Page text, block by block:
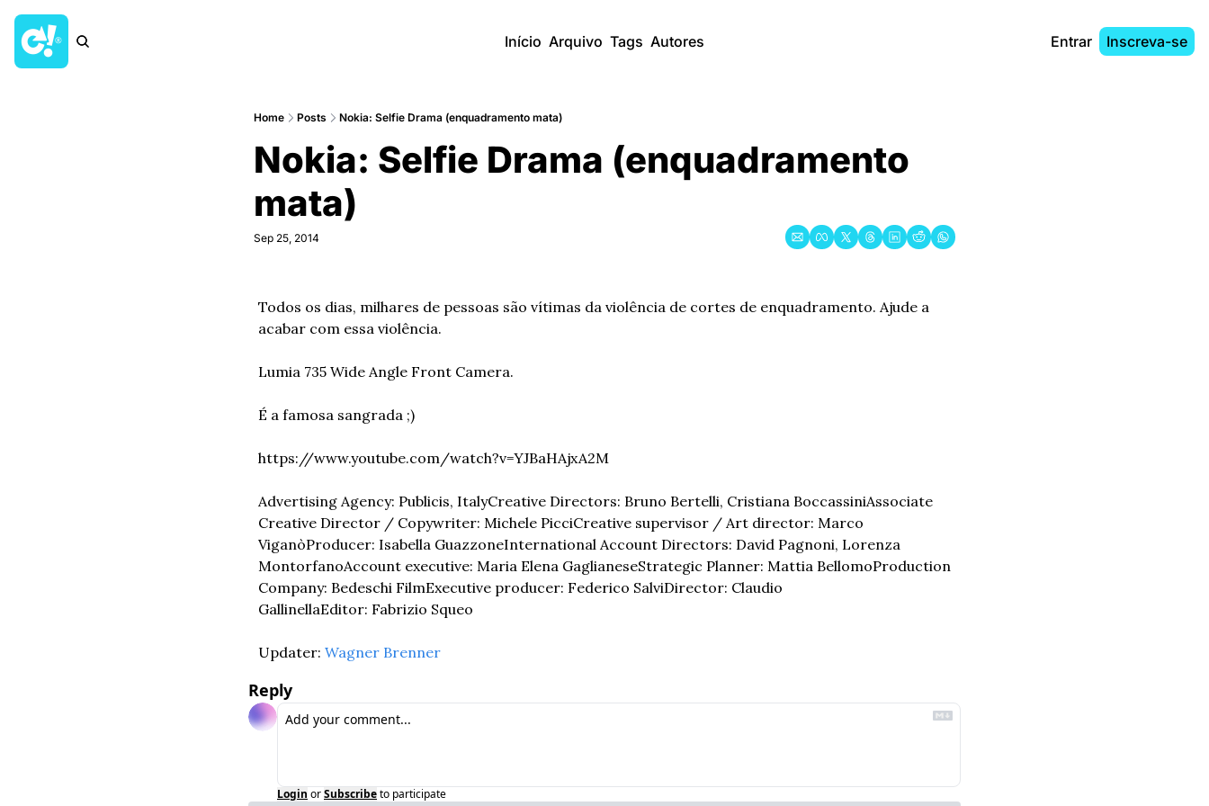
Início Arquivo Tags Autores Entrar Inscreva-se
Home Posts Nokia: Selfie Drama (enquadramento mata)
Nokia: Selfie Drama (enquadramento
mata)
Sep 25, 2014
Todos os dias, milhares de pessoas são vítimas da violência de cortes de enquadramento. Ajude a
acabar com essa violência.
Lumia 735 Wide Angle Front Camera.
É a famosa sangrada ;)
https://www.youtube.com/watch?v=YJBaHAjxA2M
Advertising Agency: Publicis, ItalyCreative Directors: Bruno Bertelli, Cristiana BoccassiniAssociate
Creative Director / Copywriter: Michele PicciCreative supervisor / Art director: Marco
ViganòProducer: Isabella GuazzoneInternational Account Directors: David Pagnoni, Lorenza
MontorfanoAccount executive: Maria Elena GaglianeseStrategic Planner: Mattia BellomoProduction
Company: Bedeschi FilmExecutive producer: Federico SalviDirector: Claudio
GallinellaEditor: Fabrizio Squeo
Updater: Wagner Brenner
Reply
Login orSubscribeto participate